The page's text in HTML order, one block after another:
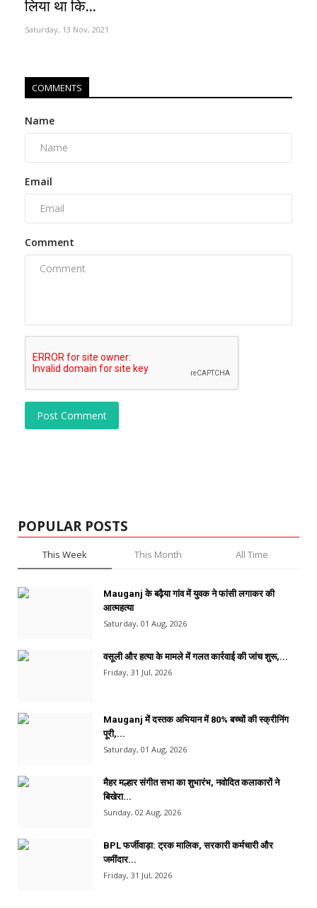
लिया था कि...
Saturday, 13 Nov, 2021
COMMENTS
Name
Email
Comment
Post Comment
POPULAR POSTS
This Week This Month All Time
Mauganj के बढ़ैया गांव में युवक ने फांसी लगाकर की
आत्महत्या
Saturday, 01 Aug, 2026
वसूली और हत्या के मामले में गलत कार्रवाई की जांच शुरू,...
Friday, 31 Jul, 2026
Mauganj में दस्तक अभियान में 80% बच्चों की स्क्रीनिंग
पूरी,...
Saturday, 01 Aug, 2026
मैहर मल्हार संगीत सभा का शुभारंभ, नवोदित कलाकारों ने
बिखेरा...
Sunday, 02 Aug, 2026
BPL फर्जीवाड़ा: ट्रक मालिक, सरकारी कर्मचारी और
जमींदार...
Friday, 31 Jul, 2026